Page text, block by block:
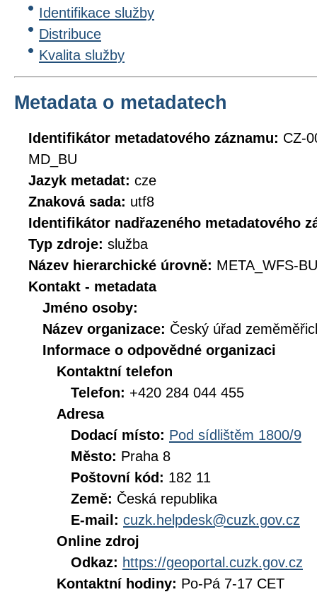
Identifikace služby
Distribuce
Kvalita služby
Metadata o metadatech
Identifikátor metadatového záznamu: CZ-
MD_BU
Jazyk metadat: cze
Znaková sada: utf8
Identifikátor nadřazeného metadatového
Typ zdroje: služba
Název hierarchické úrovně: META_WFS-
Kontakt - metadata
Jméno osoby:
Název organizace: Český úřad
Informace o odpovědné organizaci
Kontaktní telefon
Telefon: +420 284 044 455
Adresa
Dodací místo: Pod sídlištěm 1800/9
Město: Praha 8
Poštovní kód: 182 11
Země: Česká republika
E-mail: cuzk.helpdesk@cuzk.gov.cz
Online zdroj
Odkaz: https://geoportal.cuzk.gov.cz
Kontaktní hodiny: Po-Pá 7-17 CET